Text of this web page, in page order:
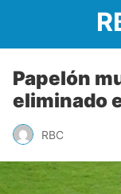
Papelón
eliminado
RBC